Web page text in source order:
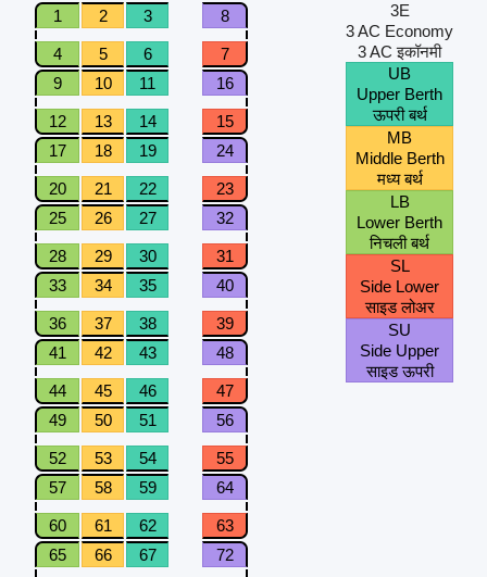
1
2 3 8
4 5 6
7
9
10 11 16
12 13 14
15
17
18 19 24
20 21 22
23
25
26 27 32
28 29 30
31
33
34 35 40
36 37 38
39
41
42 43 48
44 45 46
47
49
50 51 56
52 53 54
55
57
58 59 64
60 61 62
63
65
66 67 72
3E
3 AC Economy
3 AC इकॉनमी
UB
Upper Berth
ऊपरी बर्थ
MB
Middle Berth
मध्य बर्थ
LB
Lower Berth
निचली बर्थ
SL
Side Lower
साइड लोअर
SU
Side Upper
साइड ऊपरी